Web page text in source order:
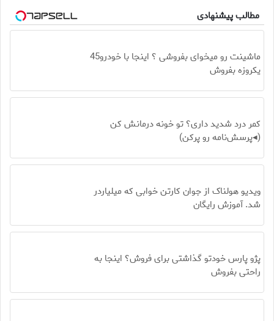
مطالب پیشنهادی
ماشینت رو میخوای بفروشی ؟ اینجا با خودرو45
یکروزه بفروش
کمر درد شدید داری؟ تو خونه درمانش کن
(◂پرسش‌نامه رو پرکن)
ویدیو هولناک از جوان کارتن خوابی که میلیاردر
شد. آموزش رایگان
پژو پارس خودتو گذاشتی برای فروش؟ اینجا به
راحتی بفروش